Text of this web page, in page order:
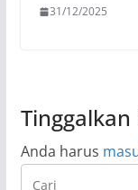
31/12/2025
Tinggalkan
Anda harus